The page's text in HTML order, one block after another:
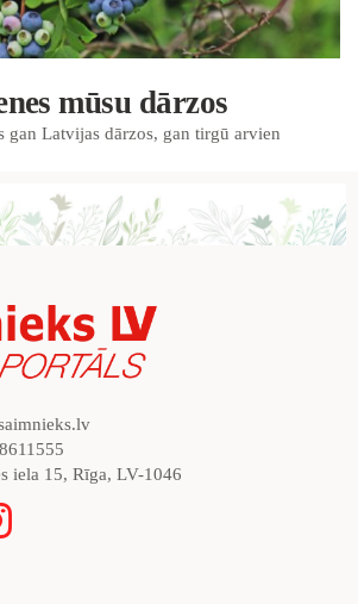
mūsu dārzos
gan Latvijas dārzos, gan tirgū arvien
iela 15, Rīga, LV-1046